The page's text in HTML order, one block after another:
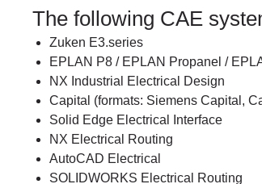
The following CAE
Zuken E3.series
EPLAN P8 / EPLAN Propanel /
NX Industrial Electrical Design
Capital (formats: Siemens Capital,
Solid Edge Electrical Interface
NX Electrical Routing
AutoCAD Electrical
SOLIDWORKS Electrical Routing